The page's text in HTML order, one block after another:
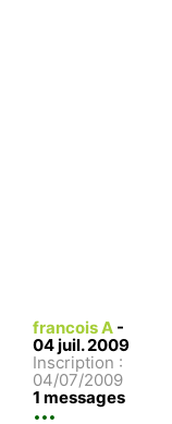
francois A -
04 juil. 2009
Inscription :
04/07/2009
1 messages